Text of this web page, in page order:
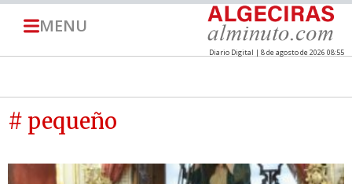
MENU
Diario Digital | 8 de agosto de 2026 08:55
# pequeño